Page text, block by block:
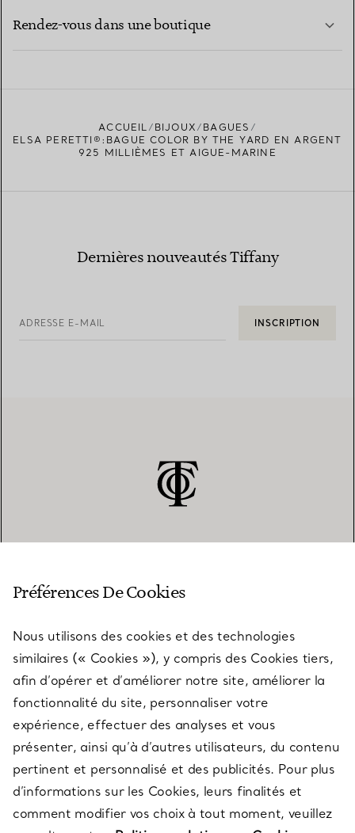
Rendez-vous dans une boutique
TROUVEZ LA BOUTIQUE LA PLUS PROCHE
ACCUEIL BIJOUX
BAGUES
ELSA PERETTI®:BAGUE COLOR BY THE YARD EN ARGENT
925 MILLIÈMES ET AIGUE-MARINE
Dernières nouveautés Tiffany
ADRESSE E-MAIL INSCRIPTION
SERVICES
À PROPOS
QUESTIONS LÉGALES
Préférences De Cookies
Nous utilisons des cookies et des technologies
similaires (« Cookies »), y compris des Cookies tiers,
afin d’opérer et d’améliorer notre site, améliorer la
fonctionnalité du site, personnaliser votre
expérience, effectuer des analyses et vous
présenter, ainsi qu’à d’autres utilisateurs, du contenu
pertinent et personnalisé et des publicités. Pour plus
d’informations sur les Cookies, leurs finalités et
comment modifier vos choix à tout moment, veuillez